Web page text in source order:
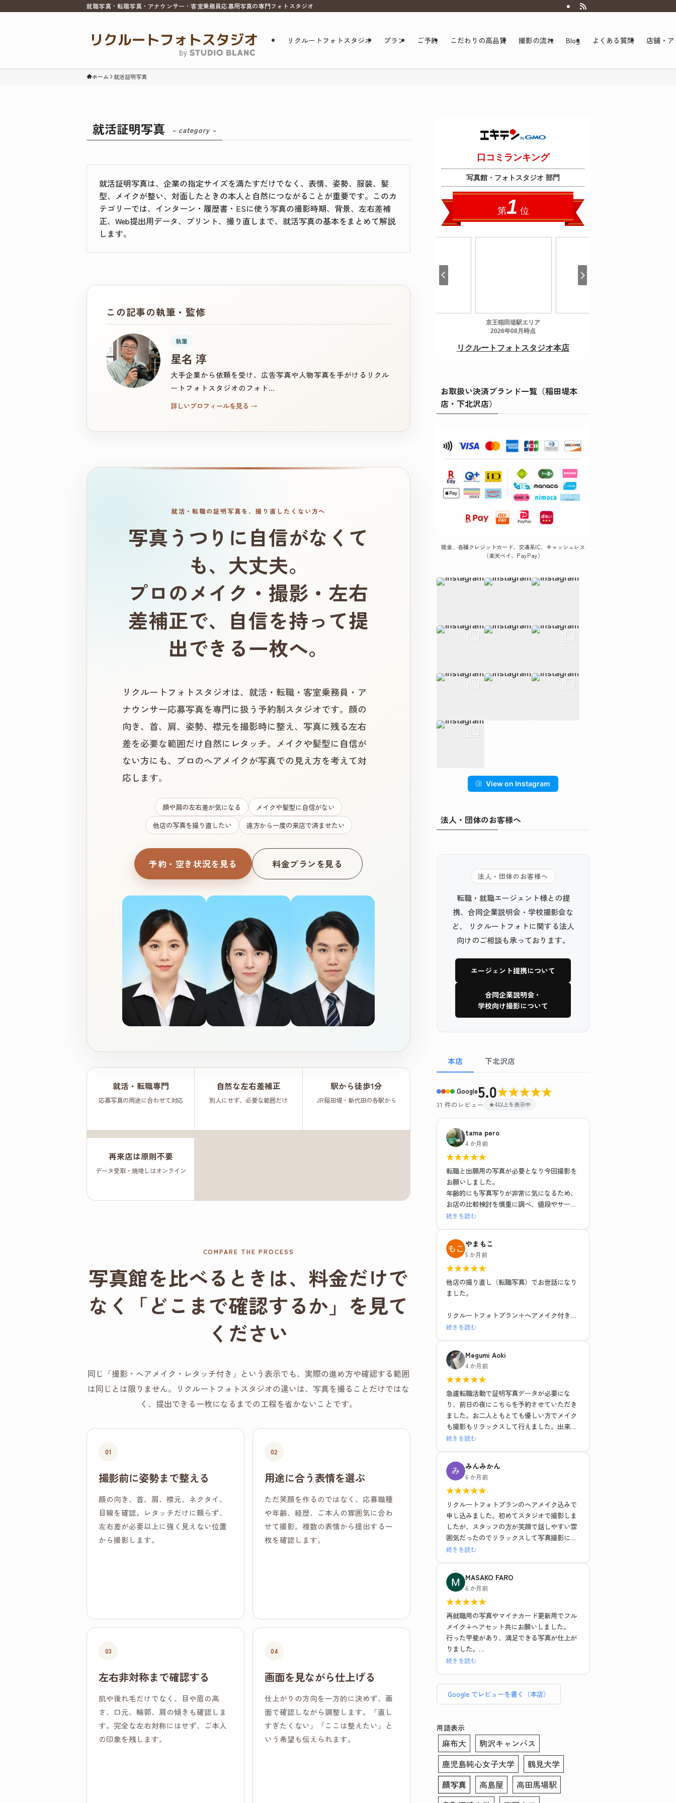
就職写真・転職写真・アナウンサー・客室乗務員応募用写真の専門フォトスタジオ
リクルートフォトスタジオ プラン ご予約 こだわりの高品質 撮影の流れ Blog よくある質問 店舗・
ホーム 就活証明写真
就活証明写真 – category –
就活証明写真は、企業の指定サイズを満たすだけでなく、表情、姿勢、服装、髪
型、メイクが整い、対面したときの本人と自然につながることが重要です。このカ
テゴリーでは、インターン・履歴書・ESに使う写真の撮影時期、背景、左右差補
正、Web提出用データ、プリント、撮り直しまで、就活写真の基本をまとめて解説
します。
この記事の執筆・監修
執筆
星名 淳
大手企業から依頼を受け、広告写真や人物写真を手がけるリクル
ートフォトスタジオのフォト…
詳しいプロフィールを見る →
就活・転職の証明写真を、撮り直したくない方へ
写真うつりに自信がなくて
も、大丈夫。
プロのメイク・撮影・左右
差補正で、自信を持って提
出できる一枚へ。
リクルートフォトスタジオは、就活・転職・客室乗務員・ア
ナウンサー応募写真を専門に扱う予約制スタジオです。顔の
向き、首、肩、姿勢、襟元を撮影時に整え、写真に残る左右
差を必要な範囲だけ自然にレタッチ。メイクや髪型に自信が
ない方にも、プロのヘアメイクが写真での見え方を考えて対
応します。
顔や肩の左右差が気になる
メイクや髪型に自信がない
他店の写真を撮り直したい
遠方から一度の来店で済ませたい
予約・空き状況を見る 料金プランを見る
就活・転職専門
応募写真の用途に合わせて対応
自然な左右差補正
別人にせず、必要な範囲だけ
駅から徒歩1分
JR稲田堤・新代田の各駅から
再来店は原則不要
データ受取・焼増しはオンライン
COMPARE THE PROCESS
写真館を比べるときは、料金だけで
なく「どこまで確認するか」を見て
ください
同じ「撮影・ヘアメイク・レタッチ付き」という表示でも、実際の進め方や確認する範囲
は同じとは限りません。リクルートフォトスタジオの違いは、写真を撮ることだけではな
く、提出できる一枚になるまでの工程を省かないことです。
01
撮影前に姿勢まで整える
顔の向き、首、肩、襟元、ネクタイ、
目線を確認。レタッチだけに頼らず、
左右差が必要以上に強く見えない位置
から撮影します。
02
用途に合う表情を選ぶ
ただ笑顔を作るのではなく、応募職種
や年齢、経歴、ご本人の雰囲気に合わ
せて撮影。複数の表情から提出する一
枚を確認します。
03
左右非対称まで確認する
肌や後れ毛だけでなく、目や眉の高
さ、口元、輪郭、肩の傾きも確認しま
す。完全な左右対称にはせず、ご本人
の印象を残します。
04
画面を見ながら仕上げる
仕上がりの方向を一方的に決めず、画
面で確認しながら調整します。「直し
すぎたくない」「ここは整えたい」と
いう希望も伝えられます。
お取扱い決済ブランド一覧（稲田堤本
店・下北沢店）
現金、各種クレジットカード、交通系IC、キャッシュレス
（楽天ペイ、PayPay）
View on Instagram
法人・団体のお客様へ
法人・団体のお客様へ
転職・就職エージェント様との提
携、合同企業説明会・学校撮影会な
ど、 リクルートフォトに関する法人
向けのご相談も承っております。
エージェント提携について
合同企業説明会・
学校向け撮影について
本店 下北沢店
Google5.0★★★★★
31 件のレビュー ★4以上を表示中
tama pero
4 か月前
★★★★★
転職と出願用の写真が必要となり今回撮影を
お願いしました。
年齢的にも写真写りが非常に気になるため、
お店の比較検討を慎重に調べ、値段やサービ
スそれぞれ特徴がある中で、こちらのお店で
ました。
1組ごとの撮影で落ち着いた環境と、ヘアメイ
クや撮影も担当の方がとても丁寧な対応でし
た。レタッチもその場で説明を受けながら行
っていただき、納得のいく仕上がりでデータ
も種類多く頂けました。お二人に感謝の気持
続きを読む
やまもこ
5 か月前
★★★★★
他店の撮り直し（転職写真）でお世話になり
ました。
リクルートフォトプラン＋ヘアメイク付き
レタッチ強度別・背景3種類のデータと写真6
ヘアメイクも撮影もレタッチも全て大満足で
した！！
最近よくある就活写真専門のチェーン店とは
一つ一つの工程の丁寧さが全然違いますし、
他店が11,000円だったことを考えるとかなり
お得に感じます。
流れ作業ではなく、その人に合った提案や対
経験がある方には是非おすすめしたい。
わたしのように撮り直しで遠方からいらっし
ゃるお客さんが多いのも納得です。
素敵な写真を作成いただき、前向きな転職活
動のスタートを切れそうです！
本当にありがとうございました。
続きを読む
Megumi Aoki
4 か月前
★★★★★
急遽転職活動で証明写真データが必要にな
り、前日の夜にこちらを予約させていただき
ました。お二人ともとても優しい方でメイク
も撮影もリラックスして行えました。出来上
がった写真はそのまま社員証に使っても問題
も即日送っていただけたので大変助かりまし
た。
ノーメイクで、と準備のところに記載されて
ましたがどうしても眉だけは描いて行きたか
ったので到着後すぐ落とそうとしたらそのま
までも大丈夫ですよ〜と優しく仰ってくださ
ったので、もしノーメイクで出かけることに
抵抗ある女性がいらっしゃいましたらすぐ落
とせる最低限のメイク(眉描くだけ等)はして
眉ラインをクレンジングシートで落としまし
た)
また、メイク＆ヘアセットもお任せでとにか
く納得のいく写真が欲しい！という場合は1時
間以上かけてがっつりやってくださるので撮
影後に予定入れる場合は余裕もった方がいい
と思いました！
続きを読む
みんみかん
6 か月前
★★★★★
リクルートフォトプランのヘアメイク込みで
申し込みました。初めてスタジオで撮影しま
したが、スタッフの方が笑顔で話しやすい雰
囲気だったのでリラックスして写真撮影に臨
むことができました。ヘアメイクを実際にし
にも答えていただきとても為になりました。
また写真撮影の時に顔の角度や傾き、服や髪
の毛の乱れなどもその場で直していただいた
のでインスタント証明写真機とは全く違う映
り方になりました。修正も細かいところまで
丁寧に手作業でやっていただいてとても満足
のいく仕上がりになりました。写真を選ぶ際
や表情などのアドバイスもあったので初めて
の方にもおすすめです。データも複数背景の
だけるので助かりました。この度はありがと
うございました！！
続きを読む
MASAKO FARO
6 か月前
★★★★★
再就職用の写真やマイナカード更新用でフル
メイク+ヘアセット共にお願いしました。
行った甲斐があり、満足できる写真が仕上が
りました。
セット、写真6枚、写真データ送付で約
ば数百円・・・決して安くはありません。し
かしとても気づきのある貴重な体験でした。
総じてリーズナブルと言えます。
普段被写体になることがなく、スーツ姿にな
る事も滅多にない私、どんな写真写りになる
のかイメージがわかずにいました。
そのような者でも、メイクさんとカメラマン
さんお二方は丁寧に話を聞き出し、素敵な写
真を撮りましょうと寄り添って下さいまし
た。
続きを読む
Google でレビューを書く（本店）
用語表示
麻布大
駒沢キャンパス
鹿児島純心女子大学
鶴見大学
顔写真
高島屋
高田馬場駅